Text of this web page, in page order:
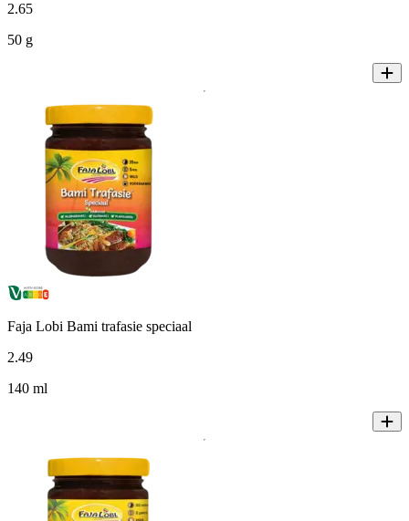
2.65
50 g
Faja Lobi Bami trafasie speciaal
2.49
140 ml